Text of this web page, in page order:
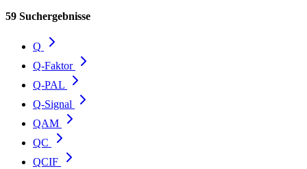
59 Suchergebnisse
Q
Q-Faktor
Q-PAL
Q-Signal
QAM
QC
QCIF